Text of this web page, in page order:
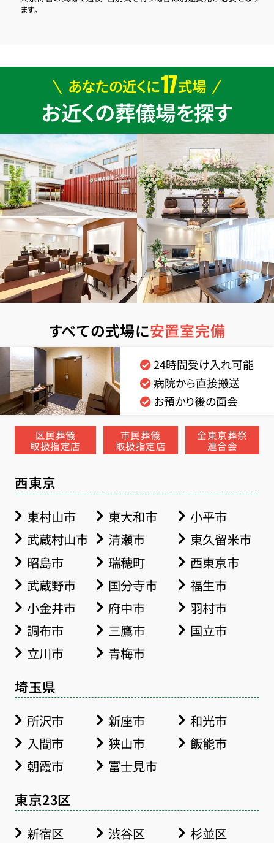
ます。
あなたの近くに17式場
お近くの葬儀場を探す
すべての式場に安置室完備
24時間受け入れ可能
病院から直接搬送
お預かり後の面会
区民葬儀
取扱指定店
市民葬儀
取扱指定店
全東京葬祭
連合会
西東京
東村山市 東大和市
小平市
武蔵村山市
清瀬市
東久留米市
昭島市
瑞穂町
西東京市
武蔵野市
国分寺市
福生市
小金井市
府中市
羽村市
調布市
三鷹市
国立市
立川市
青梅市
埼玉県
所沢市 新座市
和光市
入間市
狭山市
飯能市
朝霞市
富士見市
東京23区
新宿区 渋谷区 杉並区